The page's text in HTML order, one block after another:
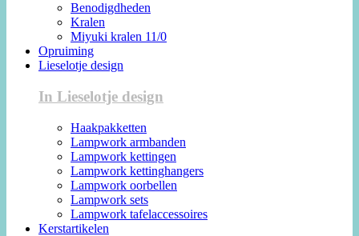
Benodigdheden
Kralen
Miyuki kralen 11/0
Opruiming
Lieselotje design
In Lieselotje design
Haakpakketten
Lampwork armbanden
Lampwork kettingen
Lampwork kettinghangers
Lampwork oorbellen
Lampwork sets
Lampwork tafelaccessoires
Kerstartikelen